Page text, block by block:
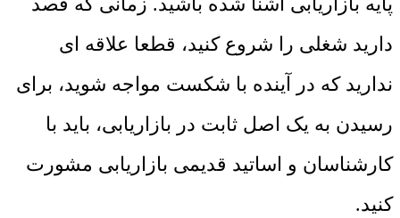
دارید شغلی را شروع کنید، قطعا علاقه ای
ندارید که در آینده با شکست مواجه شوید، برای
رسیدن به یک اصل ثابت در بازاریابی، باید با
کارشناسان و اساتید قدیمی بازاریابی مشورت
کنید.